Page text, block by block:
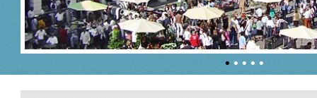
• • • • •